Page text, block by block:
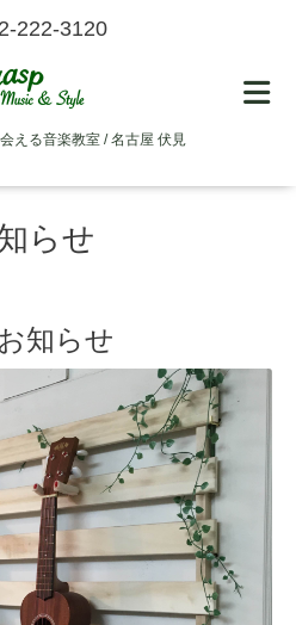
222-3120
える音楽教室 / 名古屋 伏見
らせ
知らせ